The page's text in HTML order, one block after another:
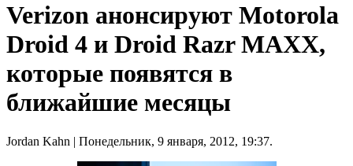
Verizon анонсируют Motorola
Droid 4 и Droid Razr MAXX,
которые появятся в
ближайшие месяцы
Jordan Kahn | Понедельник, 9 января, 2012, 19:37.